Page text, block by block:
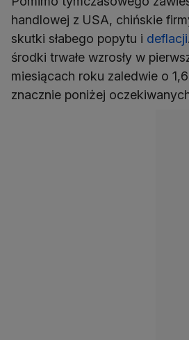
handlowej z USA, chińskie
skutki słabego popytu i deflacji
środki trwałe wzrosły w
miesiącach roku zaledwie o